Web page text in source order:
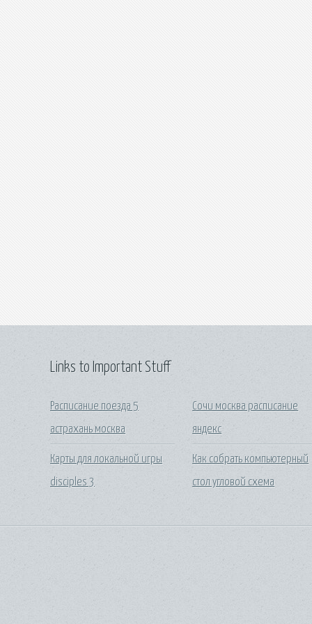
Links to Important Stuff
Расписание поезда 5
астрахань москва
Карты для локальной игры
disciples 3
Сочи москва расписание
яндекс
Как собрать компьютерный
стол угловой схема